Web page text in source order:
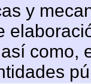
y
como,